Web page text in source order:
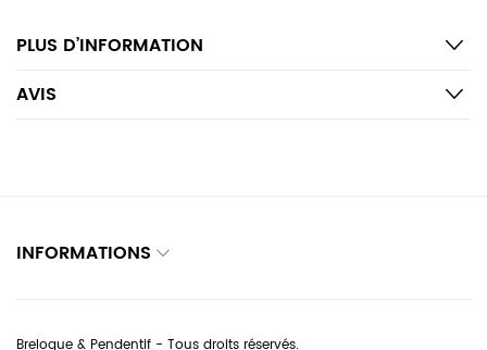
PLUS D’INFORMATION
AVIS
INFORMATIONS
Breloque & Pendentif - Tous droits réservés.